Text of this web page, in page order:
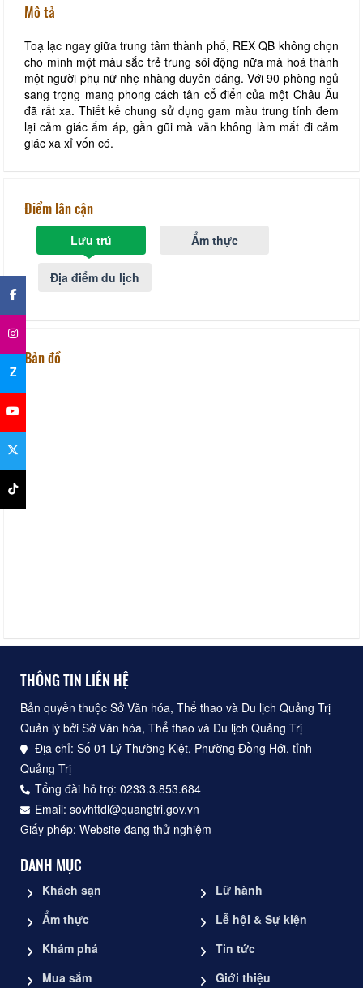
Mô tả
Toạ lạc ngay giữa trung tâm thành phố, REX QB không chọn
cho mình một màu sắc trẻ trung sôi động nữa mà hoá thành
một người phụ nữ nhẹ nhàng duyên dáng. Với 90 phòng ngủ
sang trọng mang phong cách tân cổ điển của một Châu Âu
đã rất xa. Thiết kế chung sử dụng gam màu trung tính đem
lại cảm giác ấm áp, gần gũi mà vẫn không làm mất đi cảm
giác xa xỉ vốn có.
Điểm lân cận
Lưu trú Ẩm thực
Địa điểm du lịch
Bản đồ
THÔNG TIN LIÊN HỆ
Bản quyền thuộc Sở Văn hóa, Thể thao và Du lịch Quảng Trị
Quản lý bởi Sở Văn hóa, Thể thao và Du lịch Quảng Trị
Địa chỉ: Số 01 Lý Thường Kiệt, Phường Đồng Hới, tỉnh
Quảng Trị
Tổng đài hỗ trợ: 0233.3.853.684
Email: sovhttdl@quangtri.gov.vn
Giấy phép: Website đang thử nghiệm
DANH MỤC
Khách sạn
Ẩm thực
Khám phá
Mua sắm
Lữ hành
Lễ hội & Sự kiện
Tin tức
Giới thiệu
×
Z